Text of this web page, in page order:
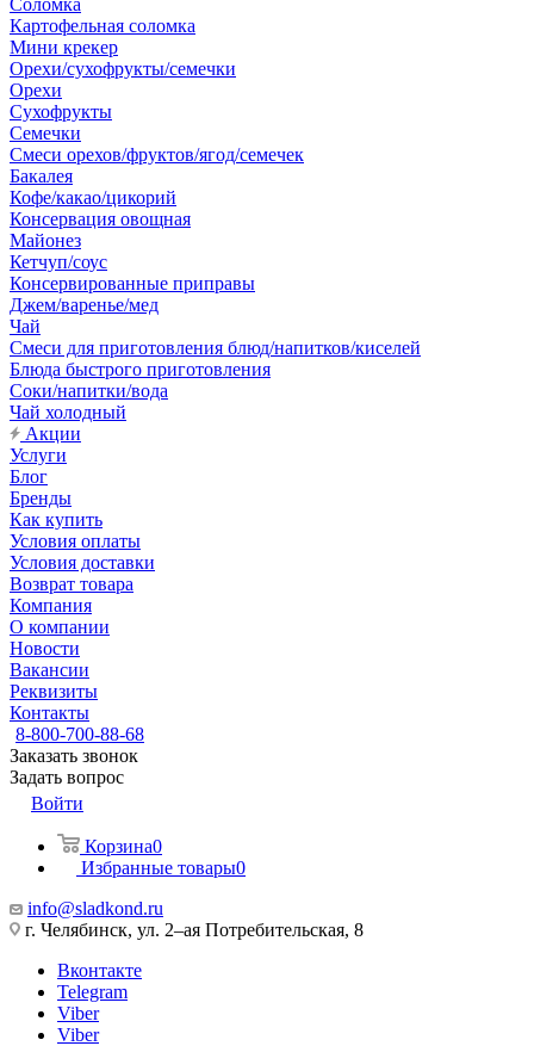
Соломка
Картофельная соломка
Мини крекер
Орехи/сухофрукты/семечки
Орехи
Сухофрукты
Семечки
Смеси орехов/фруктов/ягод/семечек
Бакалея
Кофе/какао/цикорий
Консервация овощная
Майонез
Кетчуп/соус
Консервированные приправы
Джем/варенье/мед
Чай
Смеси для приготовления блюд/напитков/киселей
Блюда быстрого приготовления
Соки/напитки/вода
Чай холодный
Акции
Услуги
Блог
Бренды
Как купить
Условия оплаты
Условия доставки
Возврат товара
Компания
О компании
Новости
Вакансии
Реквизиты
Контакты
8-800-700-88-68
Заказать звонок
Задать вопрос
Войти
Корзина0
Избранные товары0
info@sladkond.ru
г. Челябинск, ул. 2–ая Потребительская, 8
Вконтакте
Telegram
Viber
Viber